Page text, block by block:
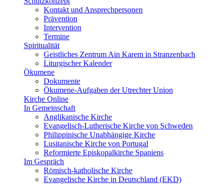
Kontakt und Ansprechpersonen
Prävention
Intervention
Termine
Spiritualität
Geistliches Zentrum Ain Karem in Stranzenbach
Liturgischer Kalender
Ökumene
Dokumente
Ökumene-Aufgaben der Utrechter Union
Kirche Online
In Gemeinschaft
Anglikanische Kirche
Evangelisch-Lutherische Kirche von Schweden
Philippinische Unabhängige Kirche
Lusitanische Kirche von Portugal
Reformierte Episkopalkirche Spaniens
Im Gespräch
Römisch-katholische Kirche
Evangelische Kirche in Deutschland (EKD)